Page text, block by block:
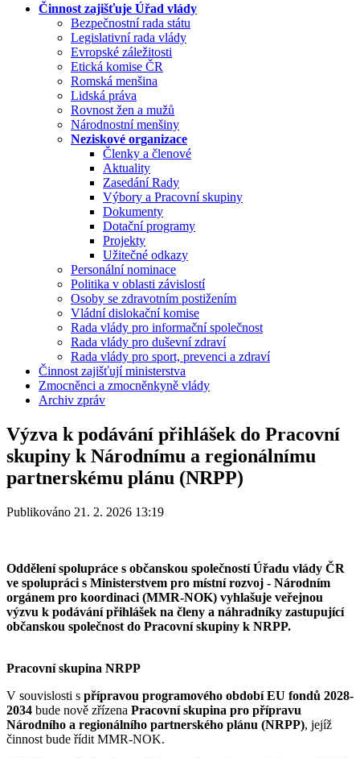
Činnost zajišťuje Úřad vlády
Bezpečnostní rada státu
Legislativní rada vlády
Evropské záležitosti
Etická komise ČR
Romská menšina
Lidská práva
Rovnost žen a mužů
Národnostní menšiny
Neziskové organizace
Členky a členové
Aktuality
Zasedání Rady
Výbory a Pracovní skupiny
Dokumenty
Dotační programy
Projekty
Užitečné odkazy
Personální nominace
Politika v oblasti závislostí
Osoby se zdravotním postižením
Vládní dislokační komise
Rada vlády pro informační společnost
Rada vlády pro duševní zdraví
Rada vlády pro sport, prevenci a zdraví
Činnost zajišťují ministerstva
Zmocněnci a zmocněnkyně vlády
Archiv zpráv
Výzva k podávání přihlášek do Pracovní
skupiny k Národnímu a regionálnímu
partnerskému plánu (NRPP)
Publikováno 21. 2. 2026 13:19
Oddělení spolupráce s občanskou společností Úřadu vlády ČR
ve spolupráci s Ministerstvem pro místní rozvoj - Národním
orgánem pro koordinaci (MMR-NOK) vyhlašuje veřejnou
výzvu k podávání přihlášek na členy a náhradníky zastupující
občanskou společnost do Pracovní skupiny k NRPP.
Pracovní skupina NRPP
V souvislosti s přípravou programového období EU fondů 2028-
2034 bude nově zřízena Pracovní skupina pro přípravu
Národního a regionálního partnerského plánu (NRPP), jejíž
činnost bude řídit MMR-NOK.